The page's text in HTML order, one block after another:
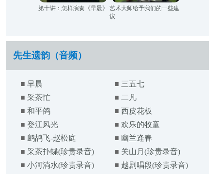
第十讲：怎样演奏《早晨》
艺术大师给予我们的一些建
议
先生遗韵（音频）
■ 早晨 ■ 三五七
■ 采茶忙 ■ 二凡
■ 和平鸽 ■西皮花板
■ 婺江风光 ■欢乐的牧童
■ 鹧鸪飞-赵松庭 ■ 幽兰逢春
■ 采茶扑蝶(珍贵录音) ■ 关山月(珍贵录音)
■ 小河淌水(珍贵录音) ■ 越剧唱段(珍贵录音)